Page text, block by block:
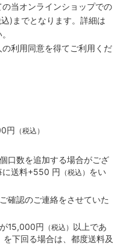
当オンラインショップでの
)までとなります。詳細は
利用同意を得てご利用くだ
円 （税込）
口数を追加する場合がござ
に送料+550 円 （税込） をい
確認のご連絡をさせていた
15,000円 （税込） 以上であ
を下回る場合は、都度送料及